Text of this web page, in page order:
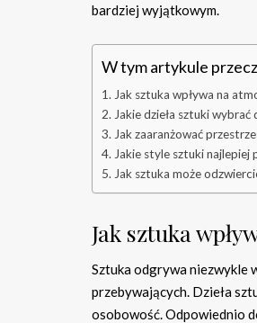
bardziej wyjątkowym.
W tym artykule
Jak sztuka wpływa na
Jakie dzieła sztuki
Jak zaaranżować
Jakie style sztuki najlepiej
Jak sztuka może
Jak sztuka
Sztuka odgrywa niezwykle
przebywających. Dzieła
osobowość. Odpowiednio